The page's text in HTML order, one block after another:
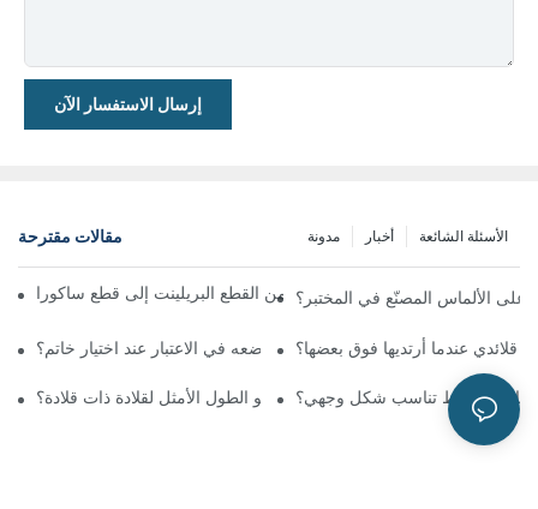
إرسال الاستفسار الآن
مقالات مقترحة الأسئلة الشائعة أخبار مدونة
الشامل لقطع الألماس الدائرية: من القطع البريلينت إلى قطع ساكورا
على الألماس المصنّع في المختبر؟
ما الذي يجب أن أضعه في الاعتبار عند اختيار خاتم؟قلائدي عندما أرتديها فوق بعضها؟
ما هو الطول الأمثل لقلادة ذات قلادة؟ الأقراط تناسب شكل وجهي؟